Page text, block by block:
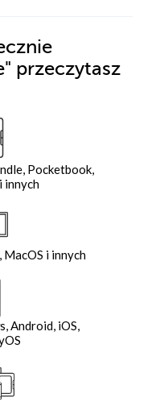
przeczytasz
Pocketbook,
innych
i innych
Android, iOS,